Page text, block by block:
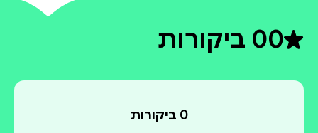
0דירוג ממוצע 0 מתוך 5
0 ביקורות
0 ביקורות